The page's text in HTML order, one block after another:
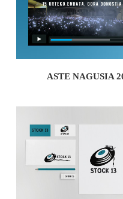
ASTE NAGUSIA